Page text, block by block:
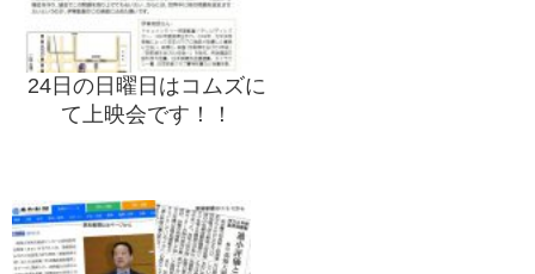
24日の日曜日はコムズに
て上映会です！！